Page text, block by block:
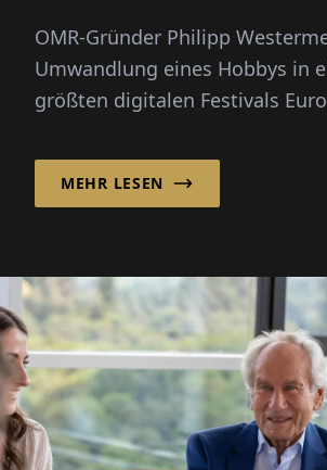
OMR-Gründer Philipp
Umwandlung eines Hobbys in
größten digitalen Festivals
MEHR LESEN